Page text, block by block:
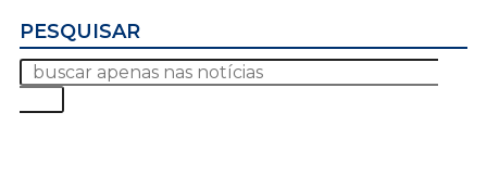
PESQUISAR